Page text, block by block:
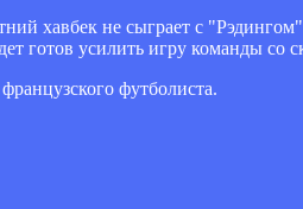
хавбек не сыграет с
готов усилить игру команды со
футболиста.